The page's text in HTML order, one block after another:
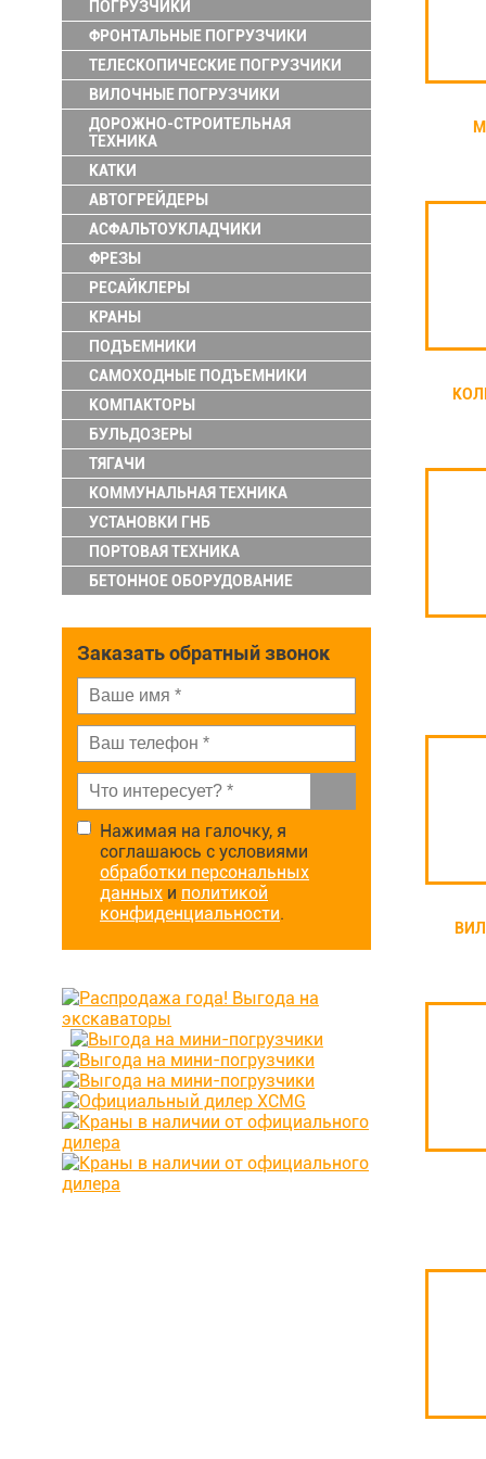
ПОГРУЗЧИКИ
ФРОНТАЛЬНЫЕ ПОГРУЗЧИКИ
ТЕЛЕСКОПИЧЕСКИЕ ПОГРУЗЧИКИ
ВИЛОЧНЫЕ ПОГРУЗЧИКИ
ДОРОЖНО-СТРОИТЕЛЬНАЯ
ТЕХНИКА
КАТКИ
АВТОГРЕЙДЕРЫ
АСФАЛЬТОУКЛАДЧИКИ
ФРЕЗЫ
РЕСАЙКЛЕРЫ
КРАНЫ
ПОДЪЕМНИКИ
САМОХОДНЫЕ ПОДЪЕМНИКИ
КОМПАКТОРЫ
БУЛЬДОЗЕРЫ
ТЯГАЧИ
КОММУНАЛЬНАЯ ТЕХНИКА
УСТАНОВКИ ГНБ
ПОРТОВАЯ ТЕХНИКА
БЕТОННОЕ ОБОРУДОВАНИЕ
Заказать обратный звонок
Нажимая на галочку, я
соглашаюсь с условиями
обработки персональных
данных и политикой
конфиденциальности.